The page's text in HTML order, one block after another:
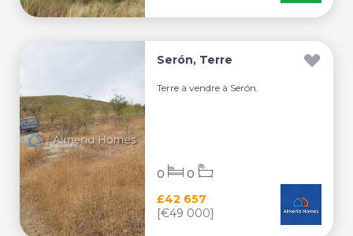
Serón, Terre
Terre à vendre à Serón.
£42 657
[€49 000]
0 0